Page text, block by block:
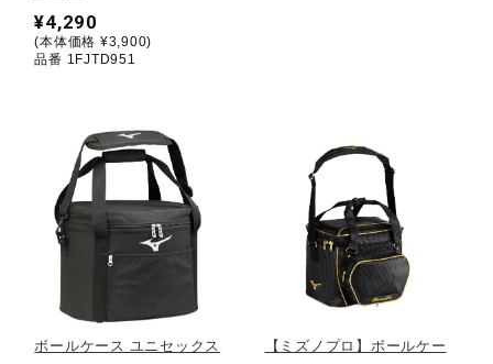
ジュニア／キッズ
メディカル
コラボ／ライセンス
¥4,290
(本体価格 ¥3,900)
品番 1FJTD951
ボールケース ユニセックス
【ミズノプロ】ボールケー